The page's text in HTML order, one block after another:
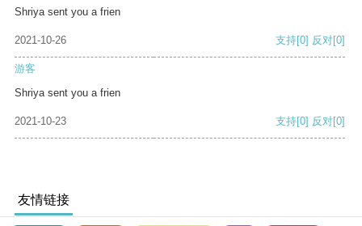
Shriya sent you a frien
2021-10-26 支持[0] 反对[0]
游客
Shriya sent you a frien
2021-10-23 支持[0] 反对[0]
友情链接